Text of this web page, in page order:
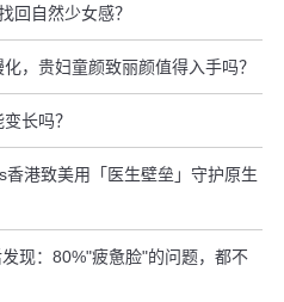
回自然少女感？
，贵妇童颜致丽颜值得入手吗？
长吗？
港致美用「医生壁垒」守护原生
现：80%"疲惫脸"的问题，都不